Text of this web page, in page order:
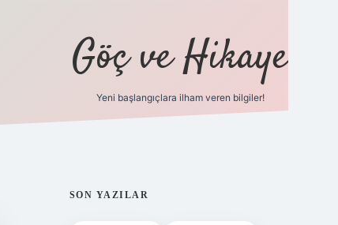
Göç ve Hikaye
Yeni başlangıçlara ilham veren bilgiler!
SIDEBAR
SON YAZILAR